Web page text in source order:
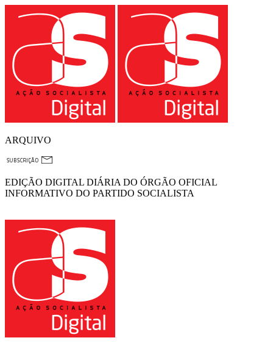
ARQUIVO
EDIÇÃO DIGITAL DIÁRIA DO ÓRGÃO OFICIAL
INFORMATIVO DO PARTIDO SOCIALISTA